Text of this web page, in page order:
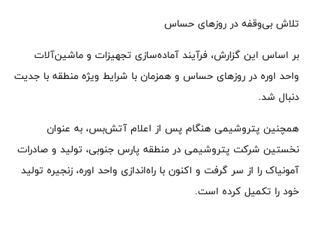
تلاش بی‌وقفه در روزهای حساس
بر اساس این گزارش، فرآیند آماده‌سازی تجهیزات و ماشین‌آلات
واحد اوره در روزهای حساس و همزمان با شرایط ویژه منطقه با جدیت
دنبال شد.
همچنین پتروشیمی هنگام پس از اعلام آتش‌بس، به عنوان
نخستین شرکت پتروشیمی در منطقه پارس جنوبی، تولید و صادرات
آمونیاک را از سر گرفت و اکنون با راه‌اندازی واحد اوره، زنجیره تولید
خود را تکمیل کرده است.